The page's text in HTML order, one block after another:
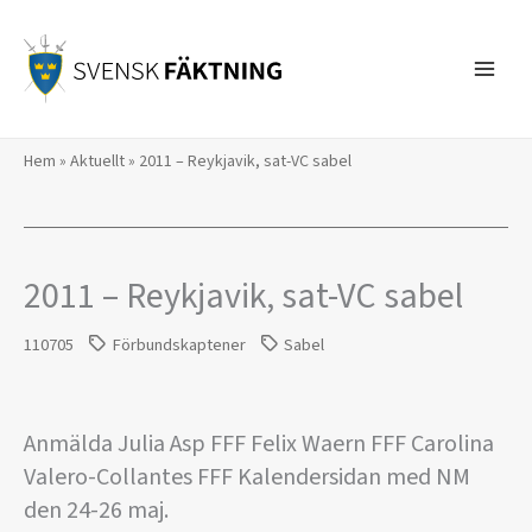
innehåll
Hem » Aktuellt» 2011 – Reykjavik, sat-VC sabel
2011 – Reykjavik, sat-VC sabel
110705 Förbundskaptener Sabel
Anmälda Julia Asp FFF Felix Waern FFF Carolina
Valero-Collantes FFF Kalendersidan med NM
den 24-26 maj.